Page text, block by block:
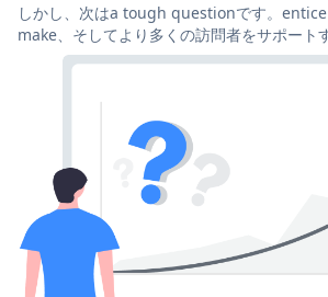
しかし、次はa tough questionです。entice
make、そしてより多くの訪問者をサポート